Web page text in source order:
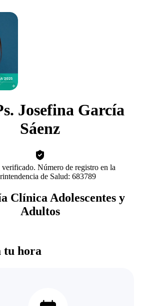
Josefina García
Sáenz
Número de registro en la
de Salud: 683789
Clínica Adolescentes y
Adultos
tu hora